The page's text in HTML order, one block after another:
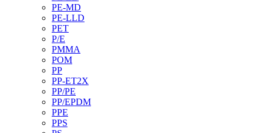
PE-MD
PE-LLD
PET
P/E
PMMA
POM
PP
PP-ET2X
PP/PE
PP/EPDM
PPE
PPS